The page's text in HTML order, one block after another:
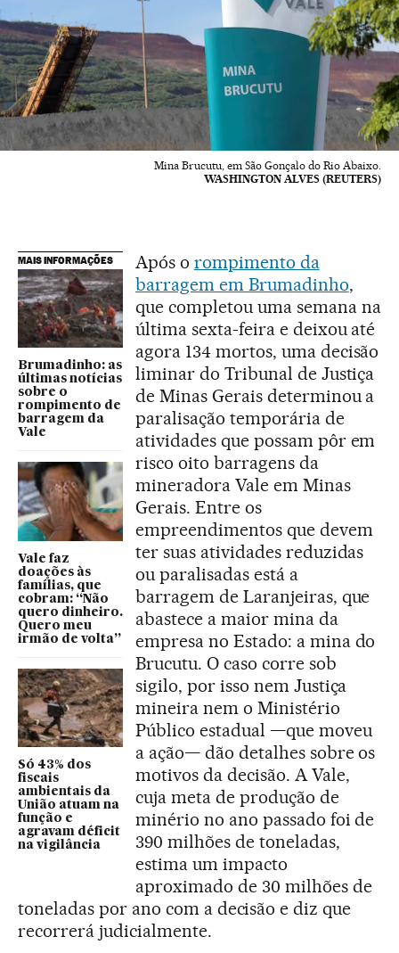
Mina Brucutu, em São Gonçalo do Rio Abaixo.
WASHINGTON ALVES (REUTERS)
MAIS INFORMAÇÕES
Brumadinho: as
últimas notícias
sobre o
rompimento de
barragem da
Vale
Vale faz
doações às
famílias, que
cobram: “Não
quero dinheiro.
Quero meu
irmão de volta”
Só 43% dos
fiscais
ambientais da
União atuam na
função e
agravam déficit
na vigilância
Após o rompimento da
barragem em Brumadinho,
que completou uma semana na
última sexta-feira e deixou até
agora 134 mortos, uma decisão
liminar do Tribunal de Justiça
de Minas Gerais determinou a
paralisação temporária de
atividades que possam pôr em
risco oito barragens da
mineradora Vale em Minas
Gerais. Entre os
empreendimentos que devem
ter suas atividades reduzidas
ou paralisadas está a
barragem de Laranjeiras, que
abastece a maior mina da
empresa no Estado: a mina do
Brucutu. O caso corre sob
sigilo, por isso nem Justiça
mineira nem o Ministério
Público estadual —que moveu
a ação— dão detalhes sobre os
motivos da decisão. A Vale,
cuja meta de produção de
minério no ano passado foi de
390 milhões de toneladas,
estima um impacto
aproximado de 30 milhões de
toneladas por ano com a decisão e diz que
recorrerá judicialmente.